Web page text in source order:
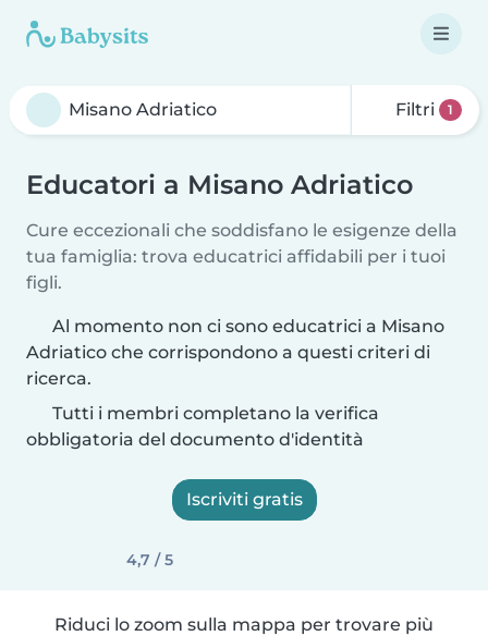
Filtri 1
Educatori a Misano Adriatico
Cure eccezionali che soddisfano le esigenze della
tua famiglia: trova educatrici affidabili per i tuoi
figli.
Al momento non ci sono educatrici a Misano
Adriatico che corrispondono a questi criteri di
ricerca.
Tutti i membri completano la verifica
obbligatoria del documento d'identità
Iscriviti gratis
4,7 / 5
Riduci lo zoom sulla mappa per trovare più